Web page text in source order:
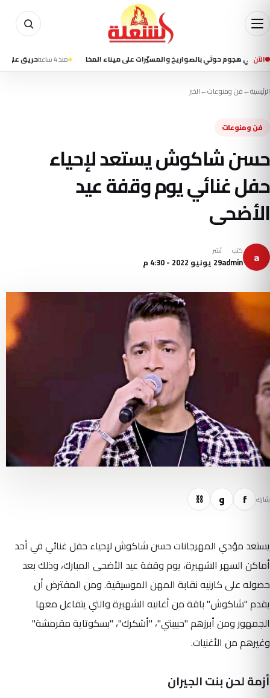
الآن منذ 4 ساعة حريق على متن سفينة
الرئيسية←فن ومنوعات←الخبر
فن ومنوعات
حسن شاكوش يستعد لإحياء
حفل غنائي يوم وقفة عيد
الأضحى
a كتب
admin
نُشر
29 يونيو 2022 - 4:30 م
شارك f و ⛓
يستعد مؤدي المهرجانات حسن شاكوش لإحياء حفل غنائي في أحد
أماكن السهر الشهيرة، يوم وقفة عيد الأضحى المبارك، وذلك بعد
حصوله على كارنيه نقابة المهن الموسيقية.ومن المفترض أن
يقدم "شاكوش" باقة من أغانيه الشهيرة والتي يتفاعل معها
الجمهور ومن أبرزهم "حبيبتي"، "أشكرك"، "بسكوتاية مقرمشة"
وغيرهم من الأغنيات.
أزمة لحن بنت الجيران